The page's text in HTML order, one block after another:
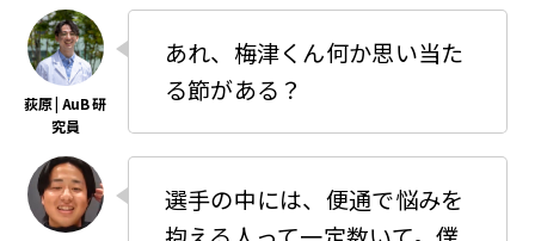
あれ、梅津くん何か思い当た
る節がある？
選手の中には、便通で悩みを